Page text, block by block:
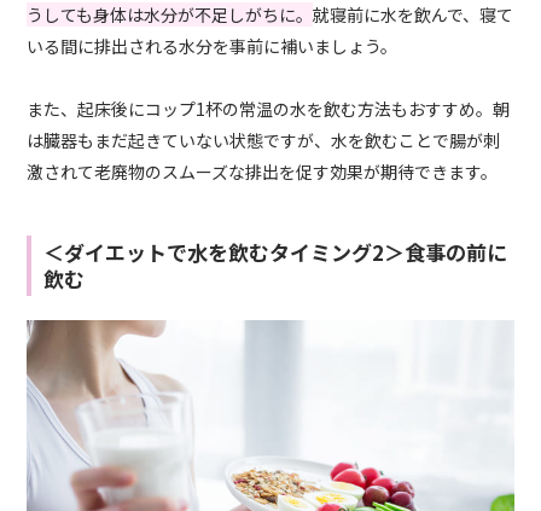
うしても身体は水分が不足しがちに。就寝前に水を飲んで、寝て
いる間に排出される水分を事前に補いましょう。
また、起床後にコップ1杯の常温の水を飲む方法もおすすめ。朝
は臓器もまだ起きていない状態ですが、水を飲むことで腸が刺
激されて老廃物のスムーズな排出を促す効果が期待できます。
＜ダイエットで水を飲むタイミング2＞食事の前に
飲む